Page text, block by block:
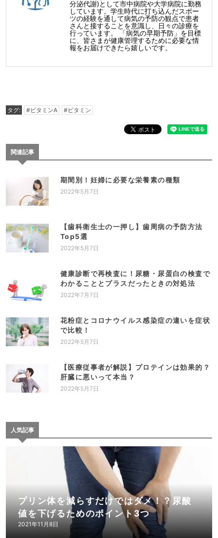
分泌代謝)として市中病院や大学病院に勤務
しています。学生時代に打ち込んだスポー
ツの経験を通して病気の予防の観点で患者
さんと接することを意識し、日々の診療を
行っています。 「病気の早期予防」を目標
に、皆さまが健康管理するために必要な情
報をお届けできたら嬉しいです。
タグ: #ビタミンA #ビタミン
関連記事
期間別！妊婦に必要な栄養素の種類
2022年5月7日
【歯科衛生士の一押し】歯周病の予防方法
Top5選
2022年5月7日
健康診断で再検査に！尿糖・尿蛋白の検査で
わかることとプラスだったときの対処法
2022年7月7日
花粉症とコロナウイルス感染症の違いを症状
で比較！
2022年5月7日
【医療従事者が解説】プロテインは効果的？
肝臓に悪いって本当？
2022年5月7日
人気記事
プリン体を減らすだけではダメ！？尿酸
値を下げるためのポイント3つ
2021年11月8日